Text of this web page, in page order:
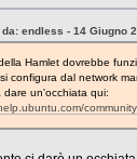
endless - 14 Giugno
Hamlet dovrebbe
configura dal network
dare un'occhiata qui: